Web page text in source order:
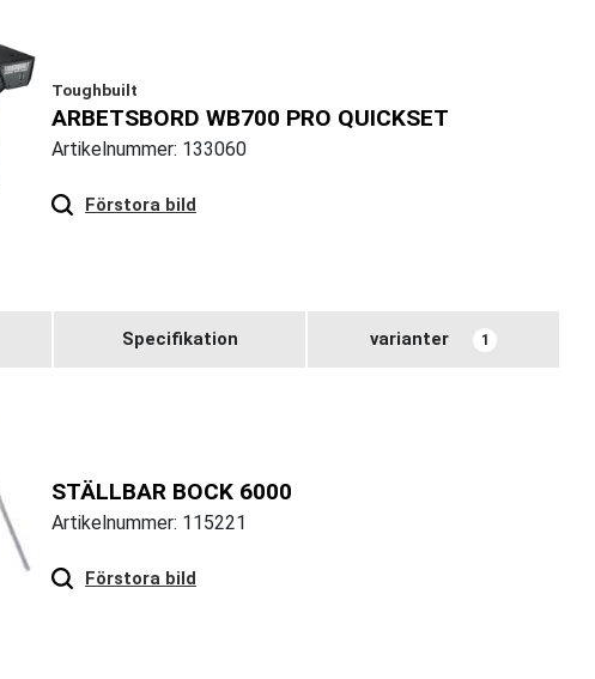
Toughbuilt
ARBETSBORD WB700 PRO QUICKSET
Artikelnummer: 133060
Förstora bild
Specifikation varianter 1
STÄLLBAR BOCK 6000
Artikelnummer: 115221
Förstora bild